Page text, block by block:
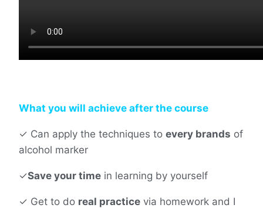
What you will achieve after the course
✓ Can apply the techniques to every brands of
alcohol marker
✓Save your time in learning by yourself
✓ Get to do real practice via homework and I